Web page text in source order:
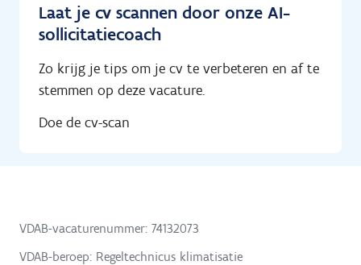
Laat je cv scannen door onze AI-
sollicitatiecoach
Zo krijg je tips om je cv te verbeteren en af te
stemmen op deze vacature.
Doe de cv-scan
VDAB-vacaturenummer: 74132073
VDAB-beroep: Regeltechnicus klimatisatie